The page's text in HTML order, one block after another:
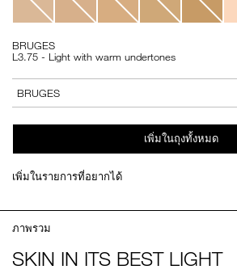
BRUGES
L3.75 - Light with warm undertones
to
cart
options
Actions
สินค้าอื่นๆ
เพิ่มในถุงทั้งหมด
เพิ่มในรายการที่อยากได้
ภาพรวม
SKIN IN ITS BEST LIGHT